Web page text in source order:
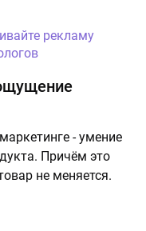
рекламу
- умение
Причём это
не меняется.